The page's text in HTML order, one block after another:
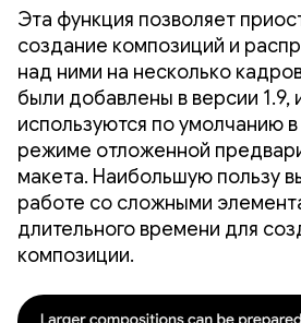
Эта функция позволяет
создание композиций и
над ними на несколько
были добавлены в версии 1.9,
используются по умолчанию в
режиме отложенной
макета. Наибольшую пользу
работе со сложными
длительного времени для
композиции.